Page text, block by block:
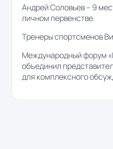
Андрей Соловьев – 9
личном первенстве.
Тренеры спортсменов
Международный форум
объединил
для комплексного